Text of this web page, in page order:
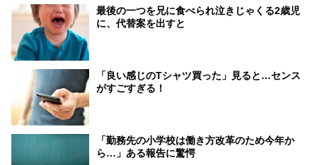
最後の一つを兄に食べられ泣きじゃくる2歳児
に、代替案を出すと
「良い感じのTシャツ買った」見ると…センス
がすごすぎる！
「勤務先の小学校は働き方改革のため今年か
ら…」ある報告に驚愕